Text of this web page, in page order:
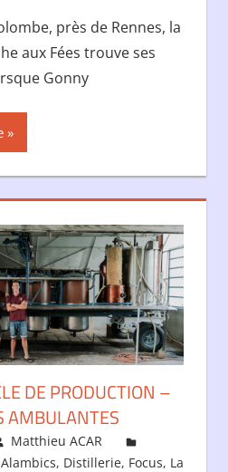
près de Rennes, la
aux Fées trouve ses
Gonny
DE PRODUCTION –
AMBULANTES
Matthieu ACAR
, Distillerie, Focus, La